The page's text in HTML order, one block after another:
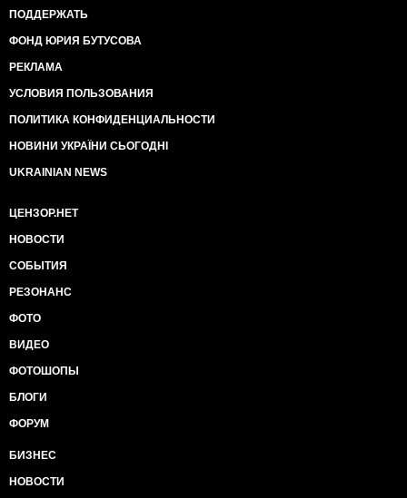
ПОДДЕРЖАТЬ
ФОНД ЮРИЯ БУТУСОВА
РЕКЛАМА
УСЛОВИЯ ПОЛЬЗОВАНИЯ
ПОЛИТИКА КОНФИДЕНЦИАЛЬНОСТИ
НОВИНИ УКРАЇНИ СЬОГОДНІ
UKRAINIAN NEWS
ЦЕНЗОР.НЕТ
НОВОСТИ
СОБЫТИЯ
РЕЗОНАНС
ФОТО
ВИДЕО
ФОТОШОПЫ
БЛОГИ
ФОРУМ
БИЗНЕС
НОВОСТИ